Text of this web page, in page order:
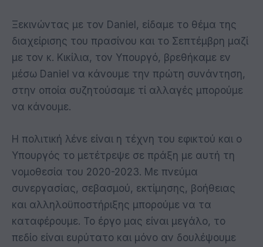
Ξεκινώντας με τον Daniel, είδαμε το θέμα της
διαχείρισης του πρασίνου και το Σεπτέμβρη μαζί
με τον κ. Κικίλια, τον Υπουργό, βρεθήκαμε εν
μέσω Daniel να κάνουμε την πρώτη συνάντηση,
στην οποία συζητούσαμε τί αλλαγές μπορούμε
να κάνουμε.
Η πολιτική λένε είναι η τέχνη του εφικτού και ο
Υπουργός το μετέτρεψε σε πράξη με αυτή τη
νομοθεσία του 2020-2023. Με πνεύμα
συνεργασίας, σεβασμού, εκτίμησης, βοήθειας
και αλληλοϋποστήριξης μπορούμε να τα
καταφέρουμε. Το έργο μας είναι μεγάλο, το
πεδίο είναι ευρύτατο και μόνο αν δουλέψουμε